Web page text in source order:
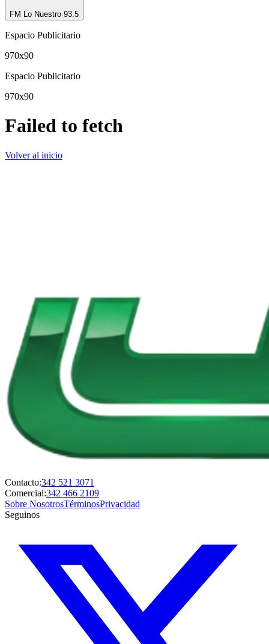
FM Lo Nuestro 93.5
Espacio Publicitario
970x90
Espacio Publicitario
970x90
Failed to fetch
Volver al inicio
Contacto:342 521 3071
Comercial:342 466 2109
Sobre NosotrosTérminosPrivacidad
Seguinos